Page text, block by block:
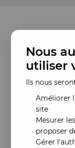
Nous
utiliser
Ils nous
Améliorer
site
Mesurer
proposer
Gérer